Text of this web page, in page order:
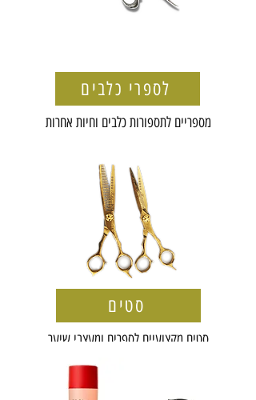
לספרי כלבים
מספריים לתספורות כלבים וחיות אחרות
סטים
סטים מקצועיים לספרים ומעצבי שיער